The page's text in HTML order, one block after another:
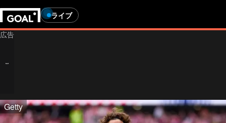
ライブ
Getty